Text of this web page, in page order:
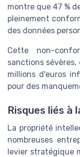
montre que 47 %
pleinement
des données
Cette non-
sanctions sévères,
millions d'euros
pour des
Risques liés
La propriété
nombreuses
levier stratégique